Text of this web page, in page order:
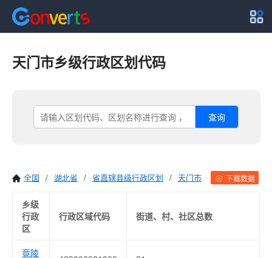
天门市乡级行政区划代码
查询
全国 / 湖北省 / 省直辖县级行政区划 / 天门市 下载数据
乡级
行政
区
行政区域代码 街道、村、社区总数
竟陵